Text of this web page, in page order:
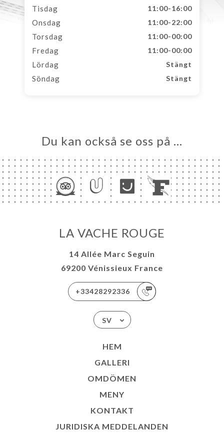
Tisdag 11:00-16:00
Onsdag 11:00-22:00
Torsdag 11:00-00:00
Fredag 11:00-00:00
Lördag Stängt
Söndag Stängt
Du kan också se oss på …
LA VACHE ROUGE
14 Allée Marc Seguin
69200 Vénissieux France
+33428292336
SV
HEM
GALLERI
OMDÖMEN
MENY
KONTAKT
JURIDISKA MEDDELANDEN